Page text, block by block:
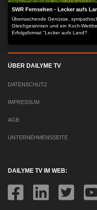
SWR Fernsehen - Lecker aufs
Überraschende Genüsse,
Gleichgesinnten und ein Koch-
Erfolgsformat "Lecker aufs Land?.
ÜBER DAILYME TV
DATENSCHUTZ
IMPRESSUM
AGB
UNTERNEHMENSSEITE
DAILYME TV IM WEB: